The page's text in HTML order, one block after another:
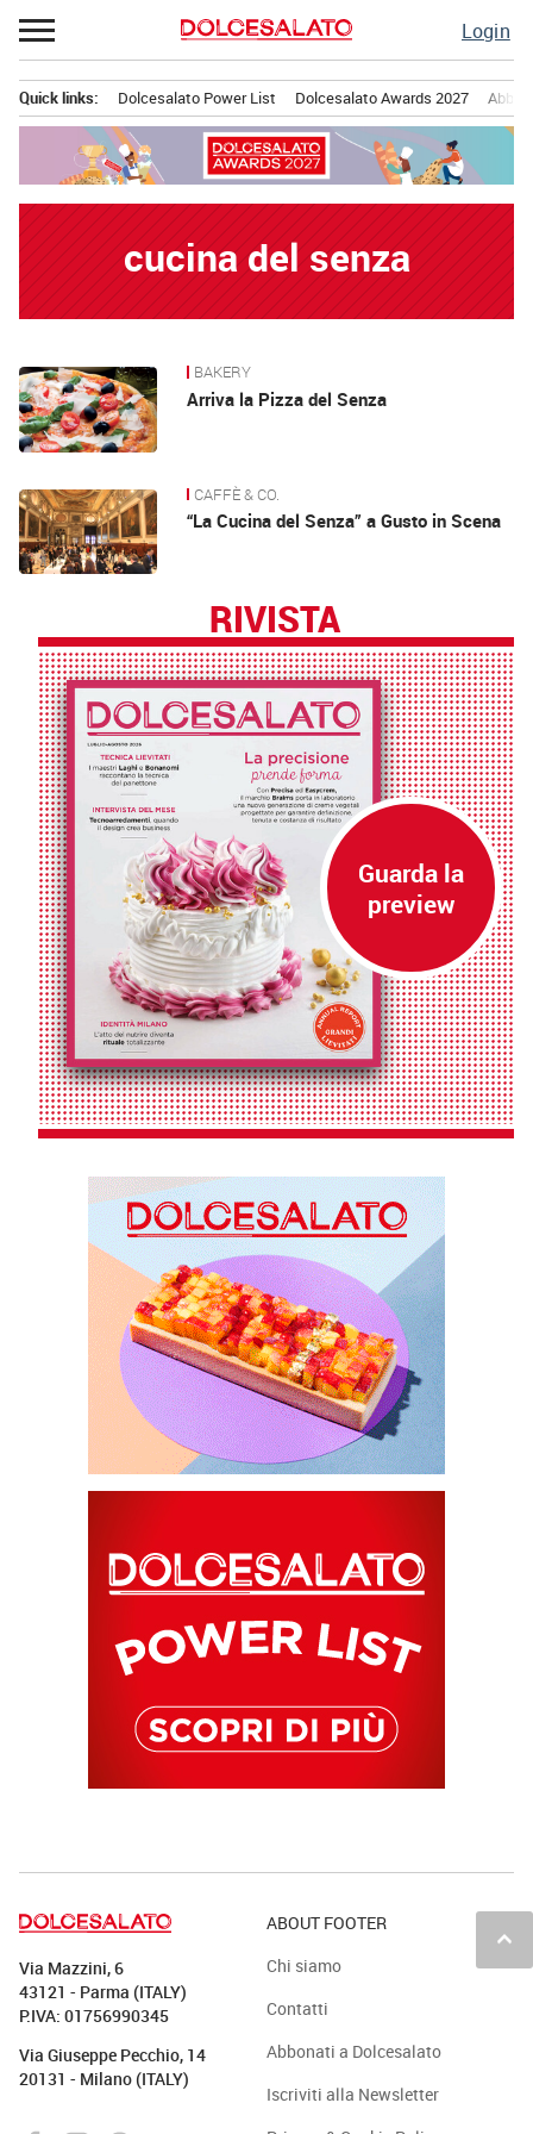
Passa
al
Login
principale
Quick links: Dolcesalato Power List Dolcesalato Awards 2027
cucina del senza
News BAKERY
Arriva la Pizza del Senza
CAFFÈ & CO.
“La Cucina del Senza” a Gusto in Scena
RIVISTA
keyboard_arrow_up
Via Mazzini, 6
43121 - Parma (ITALY)
P.IVA: 01756990345
Via Giuseppe Pecchio, 14
20131 - Milano (ITALY)
ABOUT FOOTER
Chi siamo
Contatti
Abbonati a Dolcesalato
Iscriviti alla Newsletter